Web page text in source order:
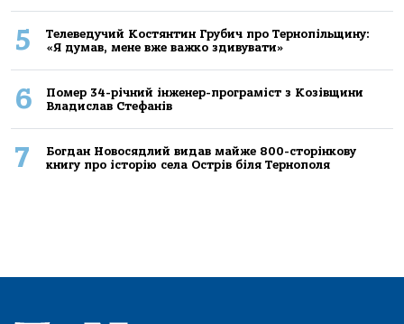
5
Телеведучий Костянтин Грубич про Тернопільщину:
«Я думав, мене вже важко здивувати»
6
Помер 34-річний інженер-програміст з Козівщини
Владислав Стефанів
7
Богдан Новосядлий видав майже 800-сторінкову
книгу про історію села Острів біля Тернополя